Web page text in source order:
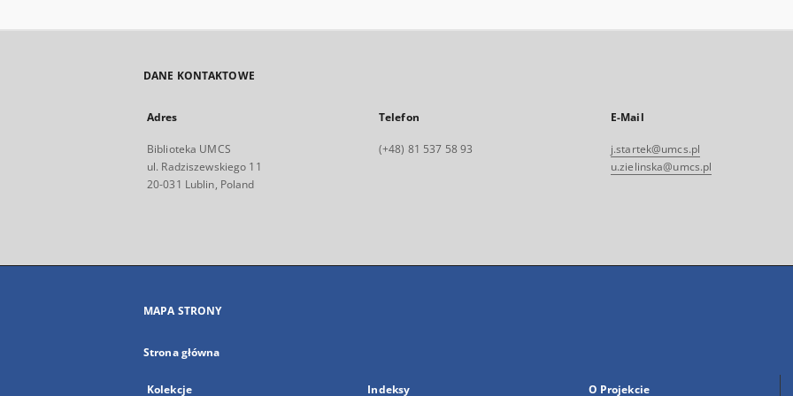
DANE KONTAKTOWE
Adres
Biblioteka UMCS
ul. Radziszewskiego 11
20-031 Lublin, Poland
Telefon
(+48) 81 537 58 93
E-Mail
j.startek@umcs.pl
u.zielinska@umcs.pl
MAPA STRONY
Strona główna
Kolekcje Indeksy O Projekcie